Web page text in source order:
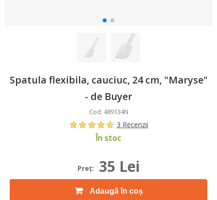
Spatula flexibila, cauciuc, 24 cm, "Maryse"
- de Buyer
Cod: 489134N
3 Recenzii
În stoc
Preţ: 35 Lei
Adaugă în coș